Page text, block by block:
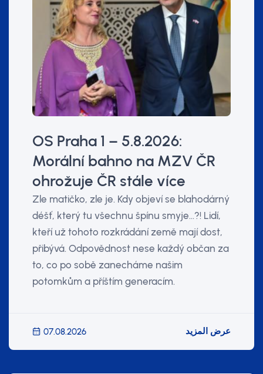
OS Praha 1 – 5.8.2026:
Morální bahno na MZV ČR
ohrožuje ČR stále více
Zle matičko, zle je. Kdy objeví se blahodárný
déšť, který tu všechnu špínu smyje…?! Lidí,
kteří už tohoto rozkrádání země mají dost,
přibývá. Odpovědnost nese každý občan za
to, co po sobě zanecháme našim
potomkům a příštím generacím.
07.08.2026 عرض المزيد